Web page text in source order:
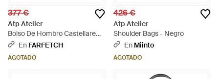
377 €
Atp Atelier
Bolso De Hombro Castellare
Con Cremallera - Negro
En FARFETCH
AGOTADO
426 €
Atp Atelier
Shoulder Bags - Negro
En Miinto
AGOTADO